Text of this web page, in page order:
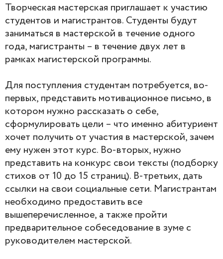
Творческая мастерская приглашает к участию
студентов и магистрантов. Студенты будут
заниматься в мастерской в течение одного
года, магистранты – в течение двух лет в
рамках магистерской программы.
Для поступления студентам потребуется, во-
первых, представить мотивационное письмо, в
котором нужно рассказать о себе,
сформулировать цели – что именно абитуриент
хочет получить от участия в мастерской, зачем
ему нужен этот курс. Во-вторых, нужно
представить на конкурс свои тексты (подборку
стихов от 10 до 15 страниц). В-третьих, дать
ссылки на свои социальные сети. Магистрантам
необходимо предоставить все
вышеперечисленное, а также пройти
предварительное собеседование в зуме с
руководителем мастерской.